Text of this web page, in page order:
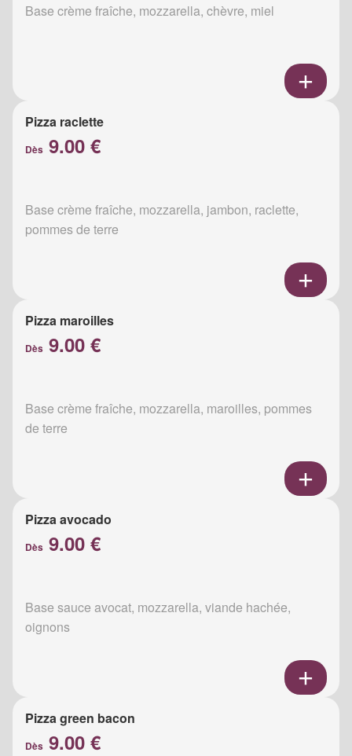
Base crème fraîche, mozzarella, chèvre, miel
Pizza raclette
Dès 9.00 €
Base crème fraîche, mozzarella, jambon, raclette,
pommes de terre
Pizza maroilles
Dès 9.00 €
Base crème fraîche, mozzarella, maroilles, pommes
de terre
Pizza avocado
Dès 9.00 €
Base sauce avocat, mozzarella, viande hachée,
oignons
Pizza green bacon
Dès 9.00 €